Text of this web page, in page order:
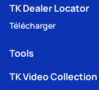
TK Dealer Locator
Télécharger
Tools
TK Video Collection